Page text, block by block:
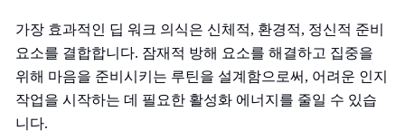
가장 효과적인 딥 워크 의식은 신체적, 환경적, 정신적 준비
요소를 결합합니다. 잠재적 방해 요소를 해결하고 집중을
위해 마음을 준비시키는 루틴을 설계함으로써, 어려운 인지
작업을 시작하는 데 필요한 활성화 에너지를 줄일 수 있습
니다.